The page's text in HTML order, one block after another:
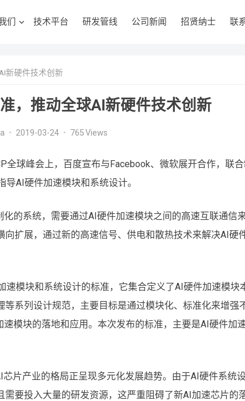
们 技术平台 研发管线 公司新闻 招贤纳士 联
新硬件技术创新
，推动全球AI新硬件技术创新
• 2019-03-24 • 765Views
球峰会上，百度宣布与Facebook、微软展开合作，联合
AI硬件加速模块和系统设计。
的系统，需要通过AI硬件加速模块之间的高速互联通信
扩展，通过新的高速信号、供电和散热技术来解决AI硬
模块和系统设计的标准，它集合定义了AI硬件加速模块
系列设计规范，主要目标是通过模块化、标准化来增强
模块的落地和应用。本次发布的标准，主要是AI硬件加
片产业的格局正呈现多元化发展趋势。由于AI硬件系统
要投入大量的研发资源，这严重阻碍了新AI加速芯片的